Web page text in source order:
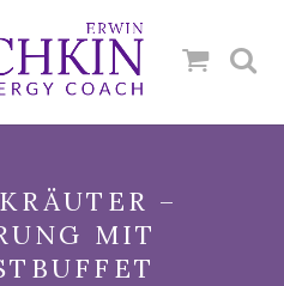
–
MIT